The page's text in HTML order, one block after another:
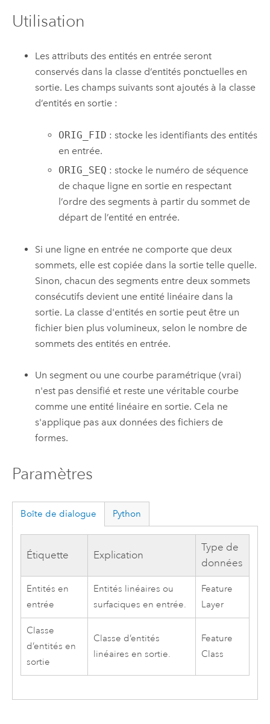
Utilisation
Les attributs des entités en entrée seront
conservés dans la classe d’entités ponctuelles en
sortie. Les champs suivants sont ajoutés à la classe
d’entités en sortie :
ORIG_FID : stocke les identifiants des entités
en entrée.
ORIG_SEQ : stocke le numéro de séquence
de chaque ligne en sortie en respectant
l’ordre des segments à partir du sommet de
départ de l’entité en entrée.
Si une ligne en entrée ne comporte que deux
sommets, elle est copiée dans la sortie telle quelle.
Sinon, chacun des segments entre deux sommets
consécutifs devient une entité linéaire dans la
sortie. La classe d'entités en sortie peut être un
fichier bien plus volumineux, selon le nombre de
sommets des entités en entrée.
Un segment ou une courbe paramétrique (vrai)
n'est pas densifié et reste une véritable courbe
comme une entité linéaire en sortie. Cela ne
s'applique pas aux données des fichiers de
formes.
Paramètres
Boîte de dialogue Python
Étiquette Explication
Type de
données
Entités en
entrée
Entités linéaires ou
surfaciques en entrée.
Feature
Layer
Classe
d’entités en
sortie
Classe d’entités
linéaires en sortie.
Feature
Class